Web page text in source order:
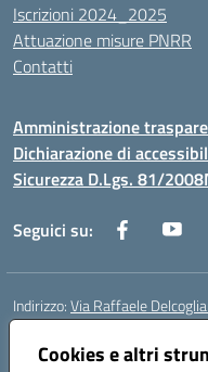
Cookies e altri
Iscrizioni 2024_2025
Attuazione misure PNRR
Contatti
Amministrazione
Dichiarazione di
Sicurezza D.Lgs. 81/2008
Seguici su:
Indirizzo:Via Raffaele
Centralino:
Posta elettronica certificata